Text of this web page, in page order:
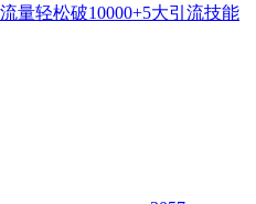
量轻松破10000+5大引流技能